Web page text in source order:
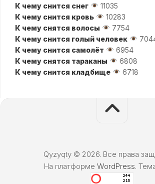
К чему снится снег
11035
К чему снится кровь
10283
К чему снятся волосы
7754
К чему снится голый человек
К чему снится самолёт
6954
К чему снятся тараканы
6808
К чему снится кладбище
6718
Qyzyqty © 2026. Все права
На платформе WordPress.